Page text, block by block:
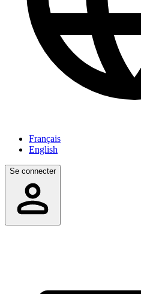
Français
English
Se connecter